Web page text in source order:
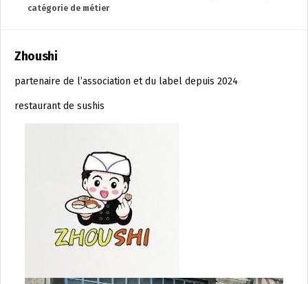
catégorie de métier
Zhoushi
partenaire de l’association et du label depuis 2024
restaurant de sushis